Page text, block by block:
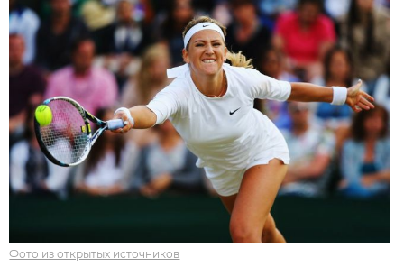
Фото из открытых источников